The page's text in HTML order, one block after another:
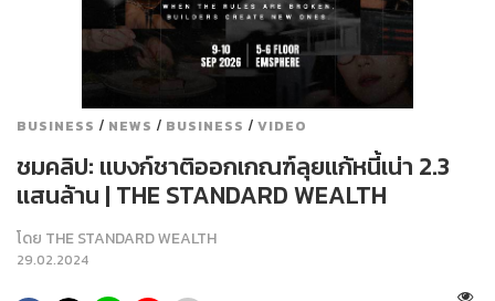
BUSINESS / NEWS / BUSINESS / VIDEO
ชมคลิป: แบงก์ชาติออกเกณฑ์ลุยแก้หนี้เน่า 2.3
แสนล้าน | THE STANDARD WEALTH
โดย THE STANDARD WEALTH
29.02.2024